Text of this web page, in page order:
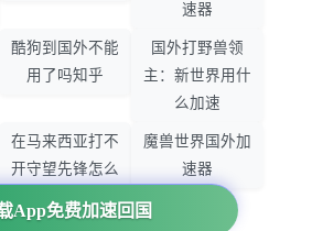
App免费加速回国
速器
酷狗到国外不能
用了吗知乎
国外打野兽领
主：新世界用什
么加速
在马来西亚打不
开守望先锋怎么
办
魔兽世界国外加
速器